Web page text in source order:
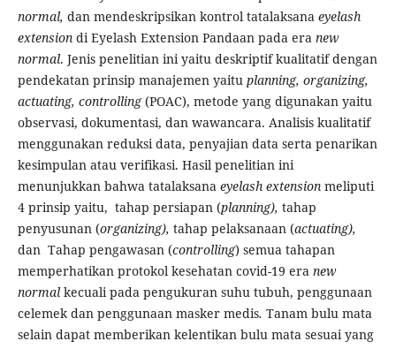
normal, dan mendeskripsikan kontrol tatalaksana eyelash
extensiondi Eyelash Extension Pandaan pada era new
normal. Jenis penelitian ini yaitu deskriptif kualitatif dengan
pendekatan prinsip manajemen yaitu planning, organizing,
actuating, controlling(POAC), metode yang digunakan yaitu
observasi, dokumentasi, dan wawancara. Analisis kualitatif
menggunakan reduksi data, penyajian data serta penarikan
kesimpulan atau verifikasi. Hasil penelitian ini
menunjukkan bahwa tatalaksana eyelash extension meliputi
4 prinsip yaitu, tahap persiapan (planning), tahap
penyusunan (organizing), tahap pelaksanaan (actuating),
dan Tahap pengawasan (controlling) semua tahapan
memperhatikan protokol kesehatan covid-19 era new
normal kecuali pada pengukuran suhu tubuh, penggunaan
celemek dan penggunaan masker medis. Tanam bulu mata
selain dapat memberikan kelentikan bulu mata sesuai yang